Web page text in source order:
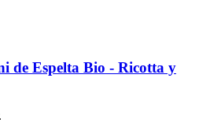
de Espelta Bio -​ Ricotta y